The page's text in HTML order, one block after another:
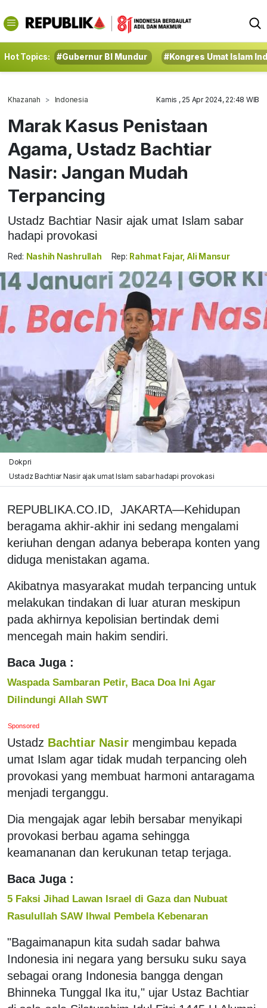
Hot Topics: #Gubernur BI Mundur #Kongres Umat Islam
Khazanah Indonesia Kamis , 25 Apr 2024, 22:48 WIB
Marak Kasus Penistaan
Agama, Ustadz Bachtiar
Nasir: Jangan Mudah
Terpancing
Ustadz Bachtiar Nasir ajak umat Islam sabar
hadapi provokasi
Red: Nashih Nashrullah Rep: Rahmat Fajar, Ali Mansur
Dokpri
Ustadz Bachtiar Nasir ajak umat Islam sabar hadapi provokasi
REPUBLIKA.CO.ID, JAKARTA—Kehidupan
beragama akhir-akhir ini sedang mengalami
keriuhan dengan adanya beberapa konten yang
diduga menistakan agama.
Akibatnya masyarakat mudah terpancing untuk
melakukan tindakan di luar aturan meskipun
pada akhirnya kepolisian bertindak demi
mencegah main hakim sendiri.
Baca Juga :
Waspada Sambaran Petir, Baca Doa Ini Agar
Dilindungi Allah SWT
Sponsored
Ustadz Bachtiar Nasir mengimbau kepada
umat Islam agar tidak mudah terpancing oleh
provokasi yang membuat harmoni antaragama
menjadi terganggu.
Dia mengajak agar lebih bersabar menyikapi
provokasi berbau agama sehingga
keamananan dan kerukunan tetap terjaga.
Baca Juga :
5 Faksi Jihad Lawan Israel di Gaza dan Nubuat
Rasulullah SAW Ihwal Pembela Kebenaran
"Bagaimanapun kita sudah sadar bahwa
Indonesia ini negara yang bersuku suku saya
sebagai orang Indonesia bangga dengan
Bhinneka Tunggal Ika itu," ujar Ustaz Bachtiar